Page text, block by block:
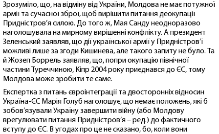
Зрозуміло, що, на відміну від України, Молдова не має потужної
армії та сучасної зброї, щоб вирішити питання деокупації
Придністров’я силою. До того ж, Мая Санду неодноразово
наголошувала на мирному вирішенні конфлікту. А президент
Зеленський заявляв, що дії української армії у Придністров’ї
можливі лише за згоди Кишинева, але такого запиту не було. Та
й Жозеп Боррель заявляв, що, попри окупацію північної
частини Туреччиною, Кіпр 2004 року приєднався до ЄС, тому
Молдова може зробити те саме.
Експертка з питань євроінтеграції та двосторонніх відносин
Україна-ЄС Марія Голуб наголошує, що немає положень, які б
зобов’язували Україну завершити війну (або Молдову
врегулювати питання Придністров’я – ред.) до фактичного
вступу до ЄС. В угодах про це не сказано, бо, коли вони